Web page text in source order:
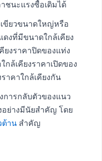
ชนะแรงซื้อเดิมได้
ขียวขนาดใหญ่หรือ
งที่มีขนาดใกล้เคียง
ยงราคาปิดของแท่ง
กล้เคียงราคาเปิดของ
าคาใกล้เคียงกัน
การกลับตัวของแนว
ย่างมีนัยสำคัญ โดย
ต้าน สำคัญ